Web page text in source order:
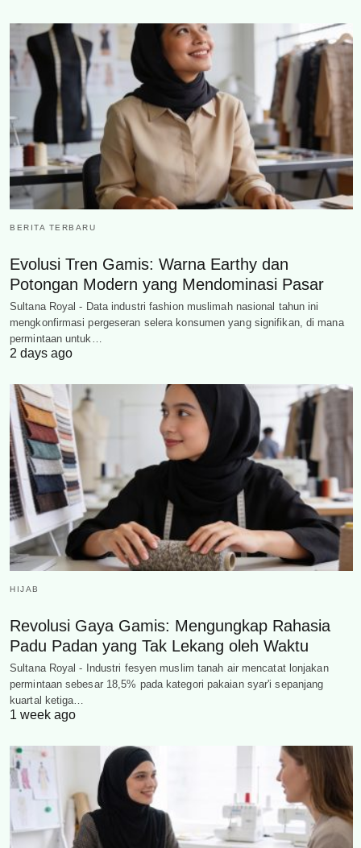
BERITA TERBARU
Evolusi Tren Gamis: Warna Earthy dan
Potongan Modern yang Mendominasi Pasar
Sultana Royal - Data industri fashion muslimah nasional tahun ini
mengkonfirmasi pergeseran selera konsumen yang signifikan, di mana
permintaan untuk…
2 days ago
HIJAB
Revolusi Gaya Gamis: Mengungkap Rahasia
Padu Padan yang Tak Lekang oleh Waktu
Sultana Royal - Industri fesyen muslim tanah air mencatat lonjakan
permintaan sebesar 18,5% pada kategori pakaian syar'i sepanjang
kuartal ketiga…
1 week ago